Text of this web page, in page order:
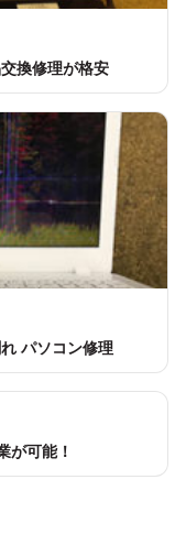
換修理が格安
パソコン修理
が可能！